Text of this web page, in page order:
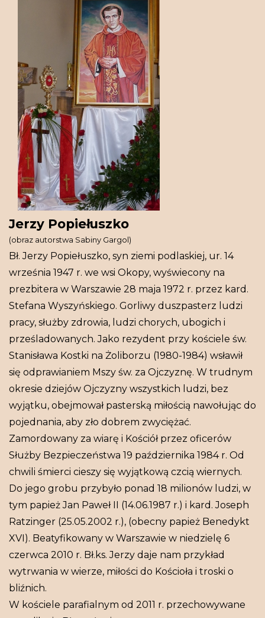
Jerzy Popiełuszko
(obraz autorstwa Sabiny Gargol)
Bł. Jerzy Popiełuszko, syn ziemi podlaskiej, ur. 14
września 1947 r. we wsi Okopy, wyświecony na
prezbitera w Warszawie 28 maja 1972 r. przez kard.
Stefana Wyszyńskiego. Gorliwy duszpasterz ludzi
pracy, służby zdrowia, ludzi chorych, ubogich i
prześladowanych. Jako rezydent przy kościele św.
Stanisława Kostki na Żoliborzu (1980-1984) wsławił
się odprawianiem Mszy św. za Ojczyznę. W trudnym
okresie dziejów Ojczyzny wszystkich ludzi, bez
wyjątku, obejmował pasterską miłością nawołując do
pojednania, aby zło dobrem zwyciężać.
Zamordowany za wiarę i Kościół przez oficerów
Służby Bezpieczeństwa 19 października 1984 r. Od
chwili śmierci cieszy się wyjątkową czcią wiernych.
Do jego grobu przybyło ponad 18 milionów ludzi, w
tym papież Jan Paweł II (14.06.1987 r.) i kard. Joseph
Ratzinger (25.05.2002 r.), (obecny papież Benedykt
XVI). Beatyfikowany w Warszawie w niedzielę 6
czerwca 2010 r. Bł.ks. Jerzy daje nam przykład
wytrwania w wierze, miłości do Kościoła i troski o
bliźnich.
W kościele parafialnym od 2011 r. przechowywane